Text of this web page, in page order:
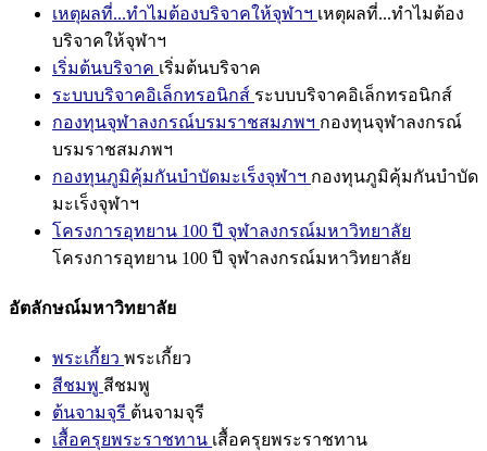
เหตุผลที่...ทำไมต้องบริจาคให้จุฬาฯ เหตุผลที่...ทำไมต้อง
บริจาคให้จุฬาฯ
เริ่มต้นบริจาค เริ่มต้นบริจาค
ระบบบริจาคอิเล็กทรอนิกส์ ระบบบริจาคอิเล็กทรอนิกส์
กองทุนจุฬาลงกรณ์บรมราชสมภพฯ กองทุนจุฬาลงกรณ์
บรมราชสมภพฯ
กองทุนภูมิคุ้มกันบำบัดมะเร็งจุฬาฯ กองทุนภูมิคุ้มกันบำบัด
มะเร็งจุฬาฯ
โครงการอุทยาน 100 ปี จุฬาลงกรณ์มหาวิทยาลัย
โครงการอุทยาน 100 ปี จุฬาลงกรณ์มหาวิทยาลัย
อัตลักษณ์มหาวิทยาลัย
พระเกี้ยว พระเกี้ยว
สีชมพู สีชมพู
ต้นจามจุรี ต้นจามจุรี
เสื้อครุยพระราชทาน เสื้อครุยพระราชทาน